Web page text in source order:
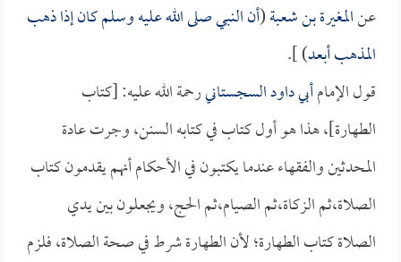
عنالمغيرة بن شعبة(أن النبي صلى الله عليه وسلم كان إذا ذهب
المذهب أبعد) ].
قول الإمامأبي داود السجستانيرحمة الله عليه: [كتاب
الطهارة]، هذا هو أول كتاب في كتابه السنن، وجرت عادة
المحدثين والفقهاء عندما يكتبون في الأحكام أنهم يقدمون كتاب
الصلاة،ثم الزكاة،ثم الصيام،ثم الحج، ويجعلون بين يدي
الصلاة كتاب الطهارة؛ لأن الطهارة شرط في صحة الصلاة، فلزم